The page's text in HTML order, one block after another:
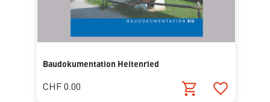
Baudokumentation Heitenried
CHF 0.00